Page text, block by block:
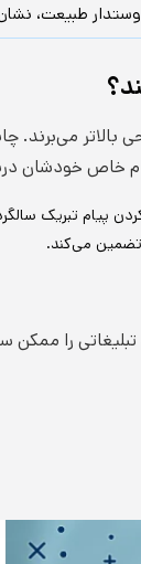
طبیعت،
خودشان
پیام تبریک
تضمین می‌کند.
را